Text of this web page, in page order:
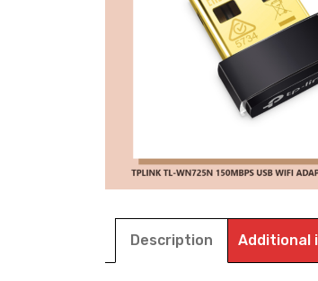
Description Additional